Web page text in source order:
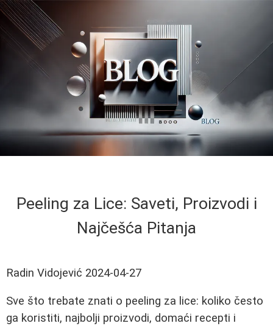
Peeling za Lice: Saveti, Proizvodi i
Najčešća Pitanja
Radin Vidojević 2024-04-27
Sve što trebate znati o peeling za lice: koliko često
ga koristiti, najbolji proizvodi, domaći recepti i